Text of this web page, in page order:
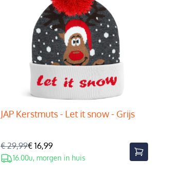
JAP Kerstmuts - Let it snow - Grijs
€ 29,99€ 16,99
16.00u, morgen in huis